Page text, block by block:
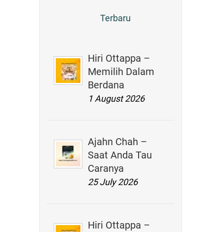
Terbaru
Hiri Ottappa –
Memilih Dalam
Berdana
1 August 2026
Ajahn Chah –
Saat Anda Tau
Caranya
25 July 2026
Hiri Ottappa –